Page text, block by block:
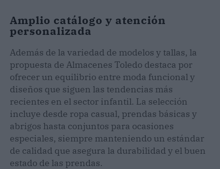
Amplio catálogo y atención
personalizada
Además de la variedad de modelos y tallas, la
propuesta de Almacenes Toledo destaca por
ofrecer un equilibrio entre moda funcional y
diseños que siguen las tendencias más
recientes en el sector infantil. La selección
incluye desde ropa casual, prendas básicas y
abrigos hasta conjuntos para ocasiones
especiales, siempre manteniendo un estándar
de calidad que asegura la durabilidad y el buen
estado de las prendas.